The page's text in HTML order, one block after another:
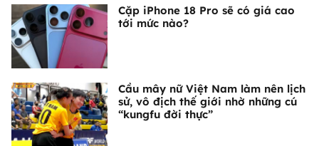
Cặp iPhone 18 Pro sẽ có giá cao
tới mức nào?
Cầu mây nữ Việt Nam làm nên lịch
sử, vô địch thế giới nhờ những cú
“kungfu đời thực”